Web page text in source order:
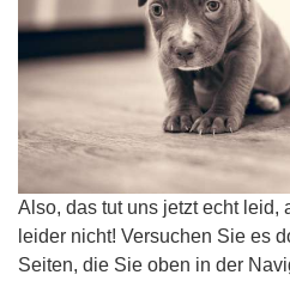
Also, das tut uns jetzt echt leid,
leider nicht! Versuchen Sie es
Seiten, die Sie oben in der